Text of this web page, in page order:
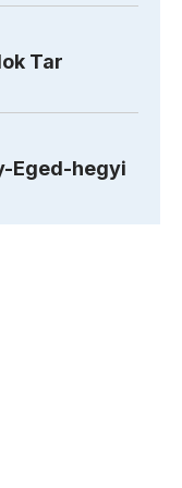
Tar
Eged-hegyi